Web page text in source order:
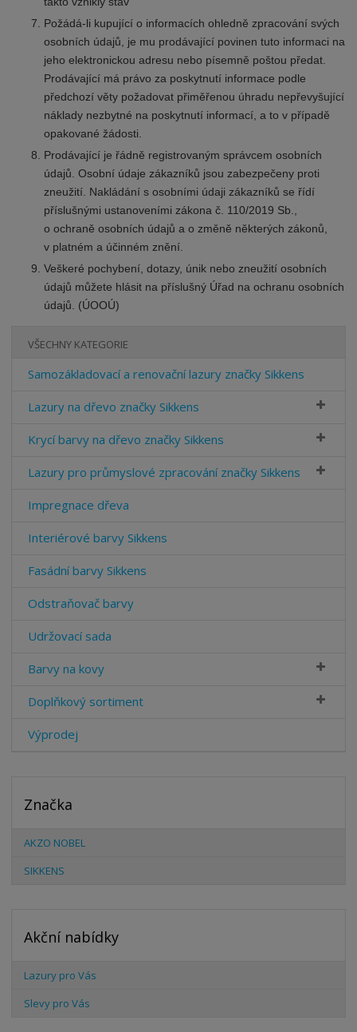
Požádá-li kupující o informacích ohledně zpracování svých
osobních údajů, je mu prodávající povinen tuto informaci na
jeho elektronickou adresu nebo písemně poštou předat.
Prodávající má právo za poskytnutí informace podle
předchozí věty požadovat přiměřenou úhradu nepřevyšující
náklady nezbytné na poskytnutí informací, a to v případě
opakované žádosti.
Prodávající je řádně registrovaným správcem osobních
údajů. Osobní údaje zákazníků jsou zabezpečeny proti
zneužití. Nakládání s osobními údaji zákazníků se řídí
příslušnými ustanoveními zákona č. 110/2019 Sb.,
o ochraně osobních údajů a o změně některých zákonů,
v platném a účinném znění.
Veškeré pochybení, dotazy, únik nebo zneužití osobních
údajů můžete hlásit na příslušný Úřad na ochranu osobních
údajů. (ÚOOÚ)
VŠECHNY KATEGORIE
Samozákladovací a renovační lazury značky Sikkens
Lazury na dřevo značky Sikkens
Krycí barvy na dřevo značky Sikkens
Lazury pro průmyslové zpracování značky Sikkens
Impregnace dřeva
Interiérové barvy Sikkens
Fasádní barvy Sikkens
Odstraňovač barvy
Udržovací sada
Barvy na kovy
Doplňkový sortiment
Výprodej
Značka
AKZO NOBEL
SIKKENS
Akční nabídky
Lazury pro Vás
Slevy pro Vás